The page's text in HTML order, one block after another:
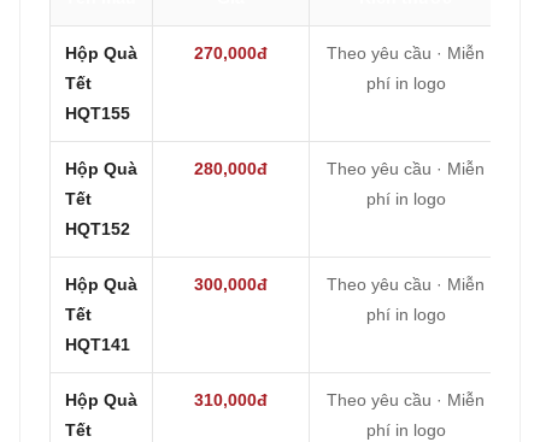
Hộp Quà
Tết
HQT155
270,000đ
Theo yêu cầu · Miễn
phí in logo
Hộp Quà
Tết
HQT152
280,000đ
Theo yêu cầu · Miễn
phí in logo
Hộp Quà
Tết
HQT141
300,000đ
Theo yêu cầu · Miễn
phí in logo
Hộp Quà
Tết
310,000đ
Theo yêu cầu · Miễn
phí in logo